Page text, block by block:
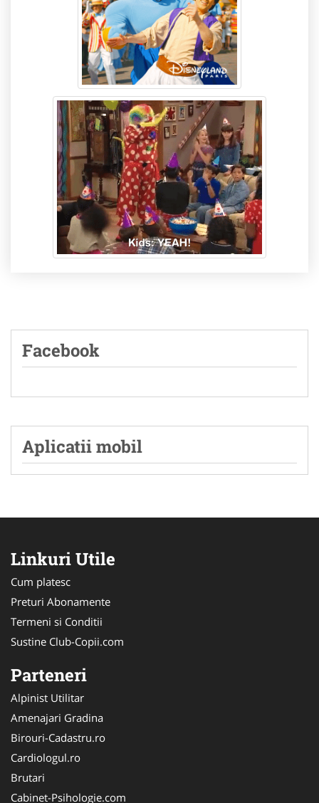
Facebook
Aplicatii mobil
Linkuri Utile
Cum platesc
Preturi Abonamente
Termeni si Conditii
Sustine Club-Copii.com
Parteneri
Alpinist Utilitar
Amenajari Gradina
Birouri-Cadastru.ro
Cardiologul.ro
Brutari
Cabinet-Psihologie.com